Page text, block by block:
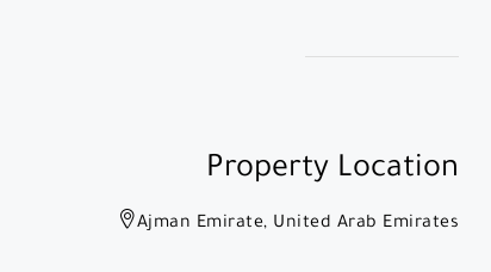
Property Location
Ajman Emirate, United Arab Emirates